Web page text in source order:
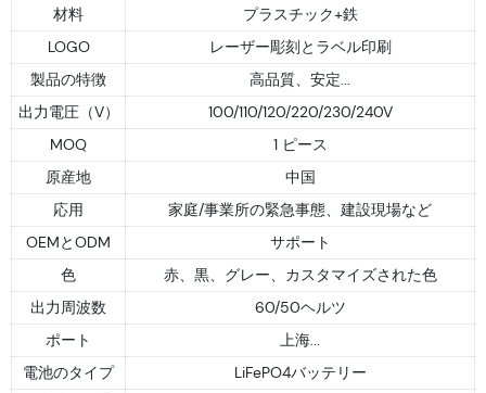
材料
プラスチック+鉄
LOGO
レーザー彫刻とラベル印刷
製品の特徴
高品質、安定...
出力電圧（V）
100/110/120/220/230/240V
MOQ
1 ピース
原産地
中国
応用
家庭/事業所の緊急事態、建設現場など
OEMとODM
サポート
色
赤、黒、グレー、カスタマイズされた色
出力周波数
60/50ヘルツ
ポート
上海...
電池のタイプ
LiFePO4バッテリー